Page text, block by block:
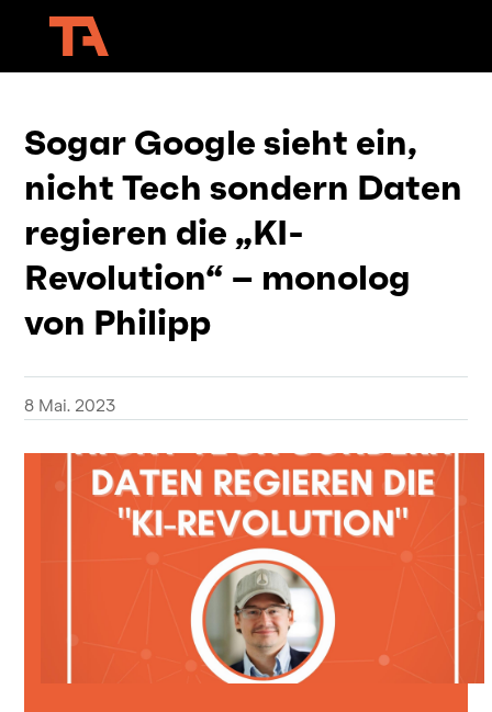
Sogar Google sieht ein,
nicht Tech sondern Daten
regieren die „KI-
Revolution“ – monolog
von Philipp
8 Mai. 2023